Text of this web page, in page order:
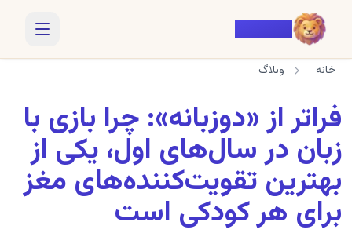
Voiczy
خانه وبلاگ
فراتر از «دوزبانه»: چرا بازی با
زبان در سال‌های اول، یکی از
بهترین تقویت‌کننده‌های مغز
برای هر کودکی است